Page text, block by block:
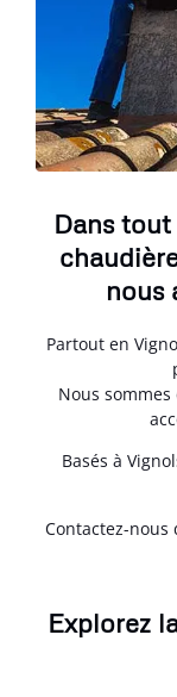
Dans
nous
Partout en
Nous
Basés à
Contactez-nous
Explorez